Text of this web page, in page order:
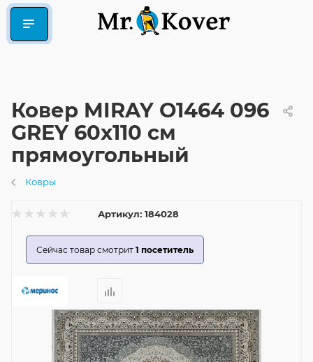
Ковер MIRAY O1464 096
GREY 60x110 см
прямоугольный
Ковры
Артикул: 184028
Сейчас товар смотрит 1 посетитель